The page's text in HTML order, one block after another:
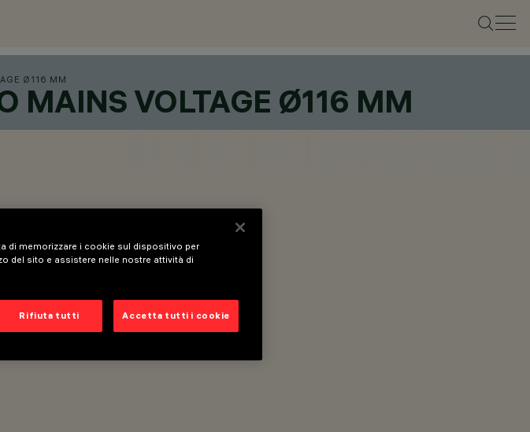
Ø116 MM
MAINS VOLTAGE Ø116 MM
di memorizzare i cookie sul dispositivo per
del sito e assistere nelle nostre attività di
Rifiuta tutti Accetta tutti i cookie